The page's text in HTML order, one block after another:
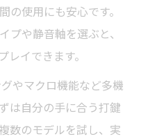
パソコンキーボー
い製品の実力を検
スパ最強製品の特徴
の使用にも安心です。
プや静音軸を選ぶと、
イできます。
やマクロ機能など多機
は自分の手に合う打鍵
数のモデルを試し、実